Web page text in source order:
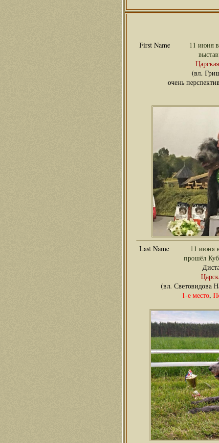
11 июня
(вл.
очень
11 июня
прошёл
(вл. Световидова
1-е место,